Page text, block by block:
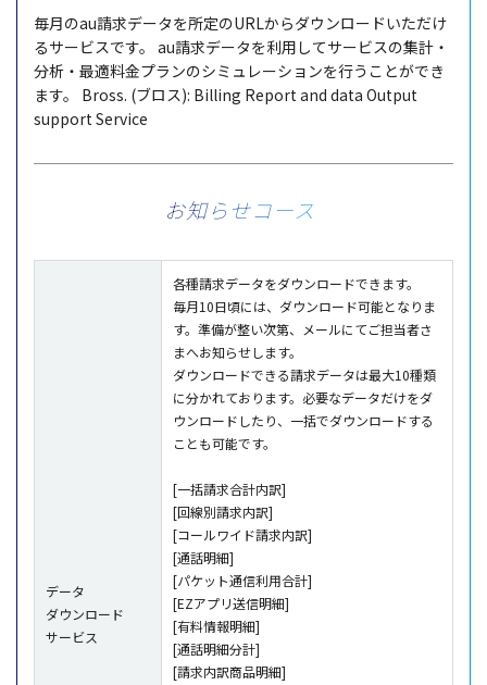
毎月のau請求データを所定のURLからダウンロードいただけ
るサービスです。 au請求データを利用 してサービスの集計 ・
分析 ・ 最適料金プランのシミュレーションを行うことができ
ます。
Bross. (ブロス): Billing Report and data Output
support Service
お知らせコース
データ
ダウンロード
サービス
各種請求データをダウンロードできます。
毎月10日頃には、ダウンロード可能となりま
す。準備が整い次第、メールにてご担当者さ
まへお知らせします。
ダウンロードできる請求データは最大10種類
に分かれております。必要なデータだけをダ
ウンロードしたり、一括でダウンロードする
ことも可能です。
[一括請求合計内訳]
[回線別請求内訳]
[コールワイド請求内訳]
[通話明細]
[パケット通信利用合計]
[EZアプリ送信明細]
[有料情報明細]
[通話明細分計]
[請求内訳商品明細]